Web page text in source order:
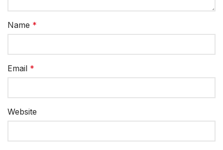
Name *
Email *
Website